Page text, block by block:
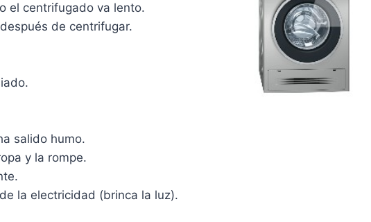
el centrifugado va lento.
de centrifugar.
salido humo.
y la rompe.
la electricidad (brinca la luz).